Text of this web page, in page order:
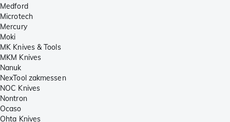
Medford
Microtech
Mercury
Moki
MK Knives & Tools
MKM Knives
Nanuk
NexTool zakmessen
NOC Knives
Nontron
Ocaso
Ohta Knives